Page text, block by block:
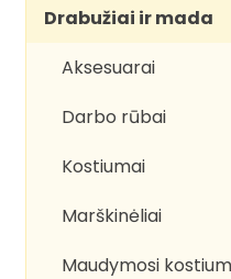
Drabužiai ir mada
Aksesuarai
Darbo rūbai
Kostiumai
Marškinėliai
Maudymosi